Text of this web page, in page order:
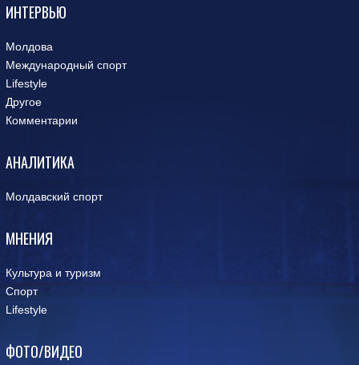
ИНТЕРВЬЮ
Молдова
Международный спорт
Lifestyle
Другое
Комментарии
АНАЛИТИКА
Молдавский спорт
МНЕНИЯ
Культура и туризм
Спорт
Lifestyle
ФОТО/ВИДЕО